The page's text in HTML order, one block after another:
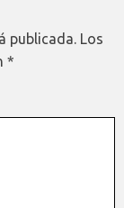
publicada. Los
*